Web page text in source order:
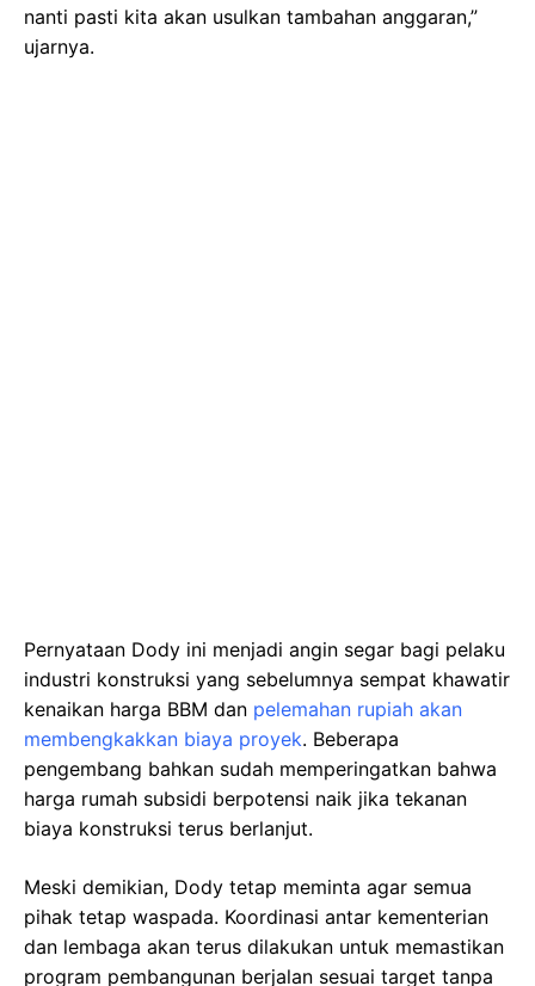
nanti pasti kita akan usulkan tambahan anggaran,”
ujarnya.
Pernyataan Dody ini menjadi angin segar bagi pelaku
industri konstruksi yang sebelumnya sempat khawatir
kenaikan harga BBM dan pelemahan rupiah akan
membengkakkan biaya proyek. Beberapa
pengembang bahkan sudah memperingatkan bahwa
harga rumah subsidi berpotensi naik jika tekanan
biaya konstruksi terus berlanjut.
Meski demikian, Dody tetap meminta agar semua
pihak tetap waspada. Koordinasi antar kementerian
dan lembaga akan terus dilakukan untuk memastikan
program pembangunan berjalan sesuai target tanpa